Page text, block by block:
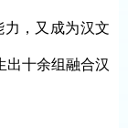
力，又成为汉文
出十余组融合汉